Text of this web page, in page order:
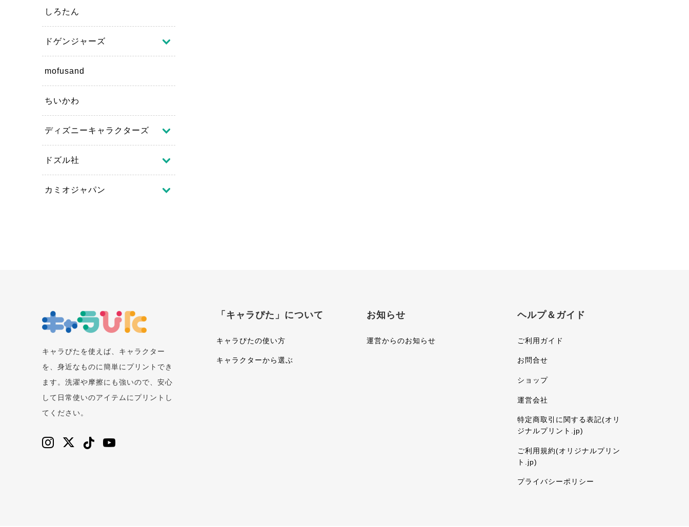
しろたん
ドゲンジャーズ
mofusand
ちいかわ
ディズニーキャラクターズ
ドズル社
カミオジャパン
キャラぴたを使えば、キャラクター
を、身近なものに簡単にプリントでき
ます。洗濯や摩擦にも強いので、安心
して日常使いのアイテムにプリントし
てください。
「キャラぴた」について
キャラぴたの使い方
キャラクターから選ぶ
お知らせ
運営からのお知らせ
ヘルプ＆ガイド
ご利用ガイド
お問合せ
ショップ
運営会社
特定商取引に関する表記(オリ
ジナルプリント.jp)
ご利用規約(オリジナルプリン
ト.jp)
プライバシーポリシー